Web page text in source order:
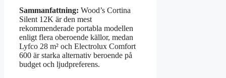
Sammanfattning: Wood’s Cortina
Silent 12K är den mest
rekommenderade portabla modellen
enligt flera oberoende källor, medan
Lyfco 28 m² och Electrolux Comfort
600 är starka alternativ beroende på
budget och ljudpreferens.